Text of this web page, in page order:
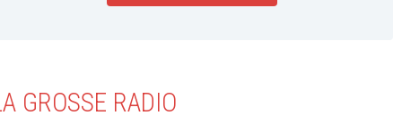
GROSSE RADIO